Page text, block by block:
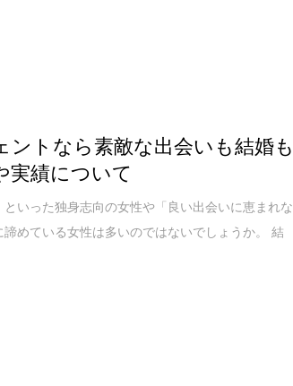
ントなら素敵な出会いも結婚も
実績について
といった独身志向の女性や「良い出会いに恵まれな
めている女性は多いのではないでしょうか。 結